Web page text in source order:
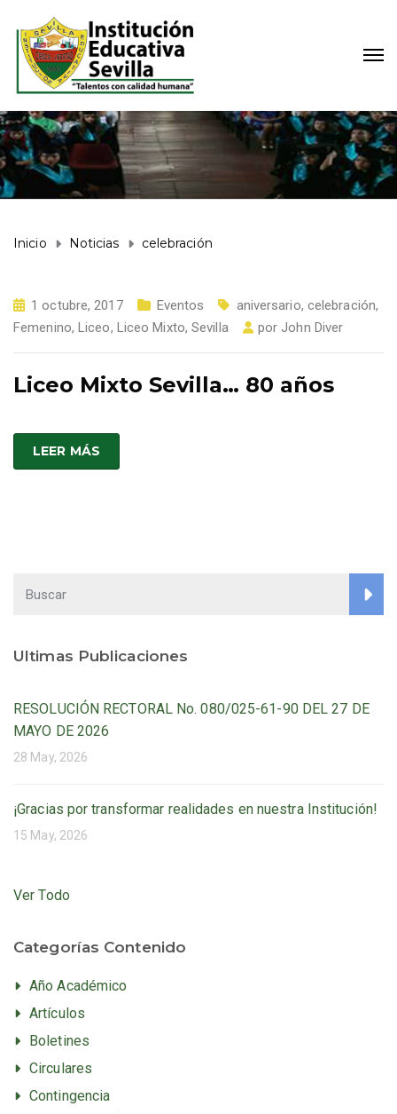
Inicio Noticias celebración
1 octubre, 2017 Eventos aniversario, celebración,
Femenino, Liceo, Liceo Mixto,Sevilla porJohn Diver
Liceo Mixto Sevilla… 80 años
LEER MÁS
Ultimas Publicaciones
RESOLUCIÓN RECTORAL No. 080/025-61-90 DEL 27 DE
MAYO DE 2026
28 May, 2026
¡Gracias por transformar realidades en nuestra Institución!
15 May, 2026
Ver Todo
Categorías Contenido
Año Académico
Artículos
Boletines
Circulares
Contingencia